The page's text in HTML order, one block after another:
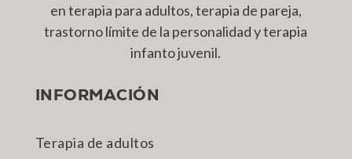
en terapia para adultos, terapia de pareja,
trastorno límite de la personalidad y terapia
infanto juvenil.
INFORMACIÓN
Terapia de adultos